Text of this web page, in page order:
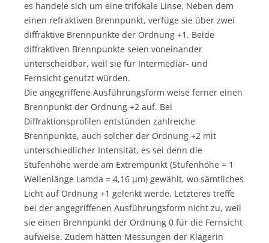
es handele sich um eine trifokale Linse. Neben dem
einen refraktiven Brennpunkt, verfüge sie über zwei
diffraktive Brennpunkte der Ordnung +1. Beide
diffraktiven Brennpunkte seien voneinander
unterscheidbar, weil sie für Intermediär- und
Fernsicht genutzt würden.
Die angegriffene Ausführungsform weise ferner einen
Brennpunkt der Ordnung +2 auf. Bei
Diffraktionsprofilen entstünden zahlreiche
Brennpunkte, auch solcher der Ordnung +2 mit
unterschiedlicher Intensität, es sei denn die
Stufenhöhe werde am Extrempunkt (Stufenhöhe = 1
Wellenlänge Lamda = 4,16 µm) gewählt, wo sämtliches
Licht auf Ordnung +1 gelenkt werde. Letzteres treffe
bei der angegriffenen Ausführungsform nicht zu, weil
sie einen Brennpunkt der Ordnung 0 für die Fernsicht
aufweise. Zudem hätten Messungen der Klägerin